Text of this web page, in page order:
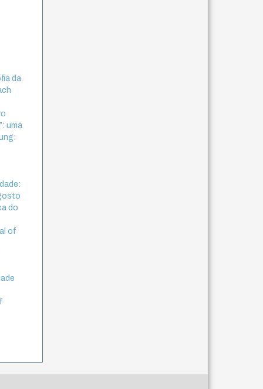
da
uma
do
of